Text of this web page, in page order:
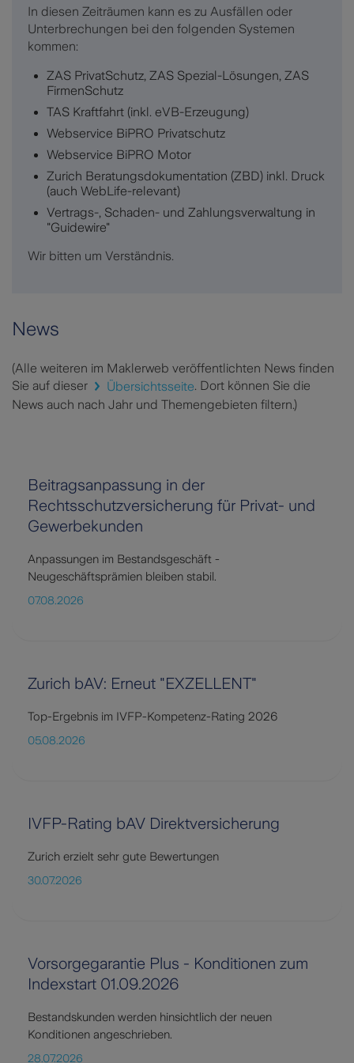
In diesen Zeiträumen kann es zu Ausfällen oder
Unterbrechungen bei den folgenden Systemen
kommen:
ZAS PrivatSchutz, ZAS Spezial-Lösungen, ZAS
FirmenSchutz
TAS Kraftfahrt (inkl. eVB-Erzeugung)
Webservice BiPRO Privatschutz
Webservice BiPRO Motor
Zurich Beratungsdokumentation (ZBD) inkl. Druck
(auch WebLife-relevant)
Vertrags-, Schaden- und Zahlungsverwaltung in
"Guidewire"
Wir bitten um Verständnis.
News
(Alle weiteren im Maklerweb veröffentlichten News finden
Sie auf dieser
Übersichtsseite. Dort können Sie die
News auch nach Jahr und Themengebieten filtern.)
Beitragsanpassung in der
Rechtsschutzversicherung für Privat- und
Gewerbekunden
Anpassungen im Bestandsgeschäft -
Neugeschäftsprämien bleiben stabil.
07.08.2026
Zurich bAV: Erneut "EXZELLENT"
Top-Ergebnis im IVFP-Kompetenz-Rating 2026
05.08.2026
IVFP-Rating bAV Direktversicherung
Zurich erzielt sehr gute Bewertungen
30.07.2026
Vorsorgegarantie Plus - Konditionen zum
Indexstart 01.09.2026
Bestandskunden werden hinsichtlich der neuen
Konditionen angeschrieben.
28.07.2026